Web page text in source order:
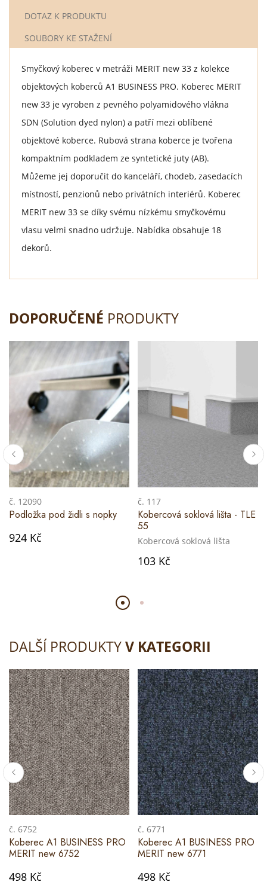
DOTAZ K PRODUKTU
SOUBORY KE STAŽENÍ
Smyčkový koberec v metráži MERIT new 33 z kolekce
objektových koberců A1 BUSINESS PRO. Koberec MERIT
new 33 je vyroben z pevného polyamidového vlákna
SDN (Solution dyed nylon) a patří mezi oblíbené
objektové koberce. Rubová strana koberce je tvořena
kompaktním podkladem ze syntetické juty (AB).
Můžeme jej doporučit do kanceláří, chodeb, zasedacích
místností, penzionů nebo privátních interiérů. Koberec
MERIT new 33 se díky svému nízkému smyčkovému
vlasu velmi snadno udržuje. Nabídka obsahuje 18
dekorů.
DOPORUČENÉ PRODUKTY
č. 12090
Podložka pod židli s nopky
924 Kč
č. 117
Kobercová soklová lišta - TLE
55
Kobercová soklová lišta
103 Kč
DALŠÍ PRODUKTYV KATEGORII
č. 6752
Koberec A1 BUSINESS PRO
MERIT new 6752
498 Kč
č. 6771
Koberec A1 BUSINESS PRO
MERIT new 6771
498 Kč